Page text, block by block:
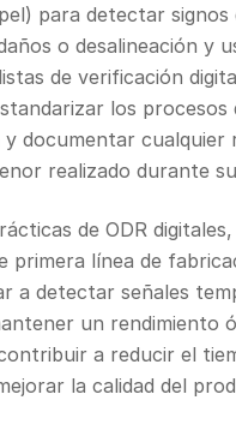
para detectar signos
o desalineación y
de verificación
los procesos
y documentar cualquier
realizado durante
de ODR
primera línea de
a detectar señales
un rendimiento
a reducir el
la calidad del